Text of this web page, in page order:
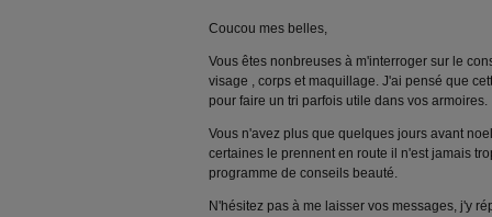
Coucou mes belles,
Vous êtes nonbreuses à m'interroger sur le
visage , corps et maquillage. J'ai pensé que
pour faire un tri parfois utile dans vos armoires.
Vous n'avez plus que quelques jours avant
certaines le prennent en route il n'est jamais
programme de conseils beauté.
N'hésitez pas à me laisser vos messages, j'y